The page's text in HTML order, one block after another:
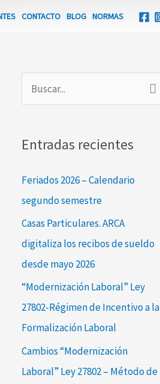
CONTACTO BLOG NORMAS
c
a
Entradas recientes
Feriados 2026 – Calendario
segundo semestre
Casas Particulares. ARCA
digitaliza los recibos de sueldo
desde mayo 2026
“Modernización Laboral” Ley
27802-Régimen de Incentivo a la
Formalización Laboral
Cambios “Modernización
Laboral” Ley 27802 – Método de